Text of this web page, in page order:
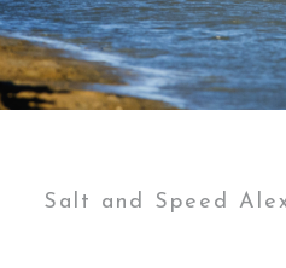
Salt and Speed